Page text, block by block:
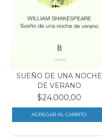
SUEÑO DE UNA NOCHE
DE VERANO
$24.000,00